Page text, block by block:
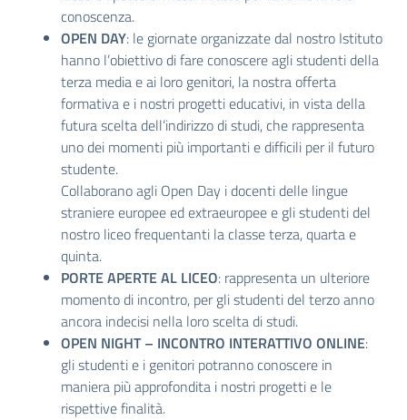
conoscenza.
OPEN DAY: le giornate organizzate dal nostro Istituto
hanno l’obiettivo di fare conoscere agli studenti della
terza media e ai loro genitori, la nostra offerta
formativa e i nostri progetti educativi, in vista della
futura scelta dell’indirizzo di studi, che rappresenta
uno dei momenti più importanti e difficili per il futuro
studente.
Collaborano agli Open Day i docenti delle lingue
straniere europee ed extraeuropee e gli studenti del
nostro liceo frequentanti la classe terza, quarta e
quinta.
PORTE APERTE AL LICEO: rappresenta un ulteriore
momento di incontro, per gli studenti del terzo anno
ancora indecisi nella loro scelta di studi.
OPEN NIGHT – INCONTRO INTERATTIVO ONLINE:
gli studenti e i genitori potranno conoscere in
maniera più approfondita i nostri progetti e le
rispettive finalità.